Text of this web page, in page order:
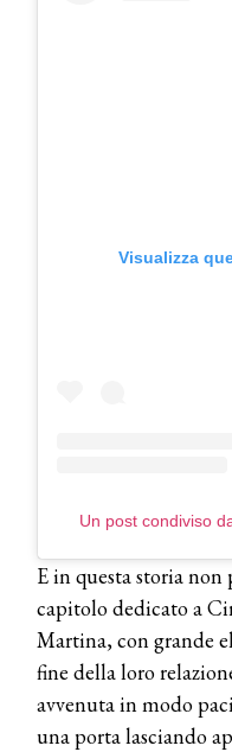
Visualizza
Un post condiviso
E in questa storia
capitolo dedicato a
Martina, con grande
fine della loro
avvenuta in modo
una porta lasciando
COTRIL
Continua la
Cotril alla Festa del
TONI&GUY
A Natale regala una
TONI&GUY “Feel